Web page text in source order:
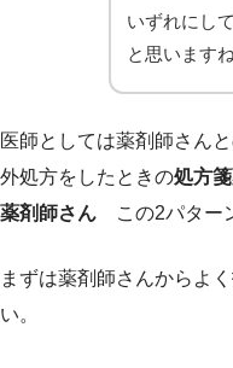
いずれにし
と思います
医師としては薬剤師さん
外処方をしたときの処方
薬剤師さん この2パター
まずは薬剤師さんからよ
い。